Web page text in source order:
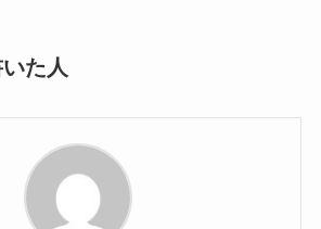
た人